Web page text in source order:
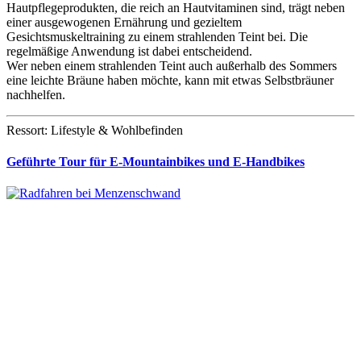
Hautpflegeprodukten, die reich an Hautvitaminen sind, trägt neben
einer ausgewogenen Ernährung und gezieltem
Gesichtsmuskeltraining zu einem strahlenden Teint bei. Die
regelmäßige Anwendung ist dabei entscheidend.
Wer neben einem strahlenden Teint auch außerhalb des Sommers
eine leichte Bräune haben möchte, kann mit etwas Selbstbräuner
nachhelfen.
Ressort: Lifestyle & Wohlbefinden
Geführte Tour für E-Mountainbikes und E-Handbikes